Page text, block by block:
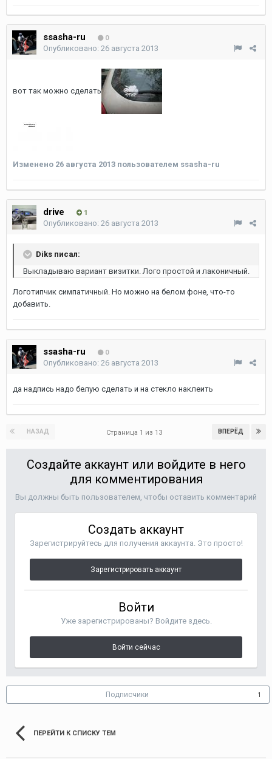
ssasha-ru 0
Опубликовано: 26 августа 2013
вот так можно сделать
Изменено 26 августа 2013 пользователем ssasha-ru
drive 1
Опубликовано: 26 августа 2013
Diks писал:
Выкладываю вариант визитки. Лого простой и лаконичный.
Логотипчик симпатичный. Но можно на белом фоне, что-то
добавить.
ssasha-ru 0
Опубликовано: 26 августа 2013
да надпись надо белую сделать и на стекло наклеить
НАЗАД ВПЕРЁД
Страница 1 из 13
Создайте аккаунт или войдите в него
для комментирования
Вы должны быть пользователем, чтобы оставить комментарий
Создать аккаунт
Зарегистрируйтесь для получения аккаунта. Это просто!
Зарегистрировать аккаунт
Войти
Уже зарегистрированы? Войдите здесь.
Войти сейчас
Подписчики 1
ПЕРЕЙТИ К СПИСКУ ТЕМ